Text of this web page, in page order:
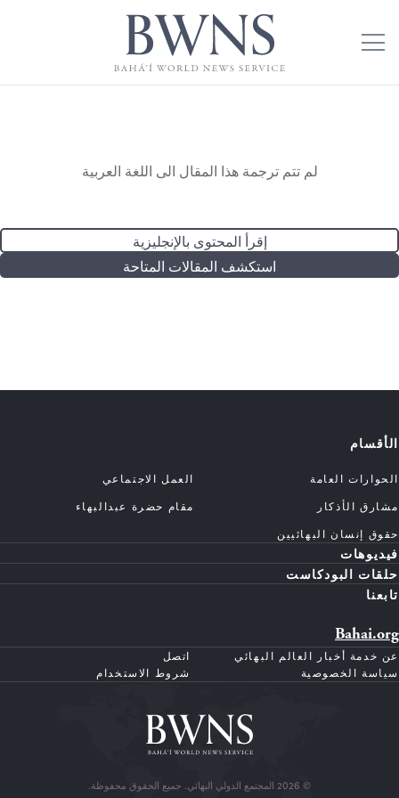
لم تتم ترجمة هذا المقال الى اللغة العربية
إقرأ المحتوى بالإنجليزية
استكشف المقالات المتاحة
الأقسام
الحوارات العامة
العمل الاجتماعي
مشارق الأذكار
مقام حضرة عبدالبهاء
حقوق إنسان البهائيين
فيديوهات
حلقات البودكاست
تابعنا
Bahai.org
عن خدمة أخبار العالم البهائي
اتصل
سياسة الخصوصية
شروط الاستخدام
© 2026 المجتمع الدولي البهائي. جميع الحقوق محفوظة.